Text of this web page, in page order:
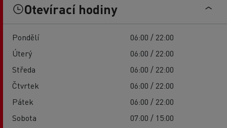
Otevírací hodiny
Pondělí
06:00 / 22:00
Úterý
06:00 / 22:00
Středa
06:00 / 22:00
Čtvrtek
06:00 / 22:00
Pátek
06:00 / 22:00
Sobota
07:00 / 15:00